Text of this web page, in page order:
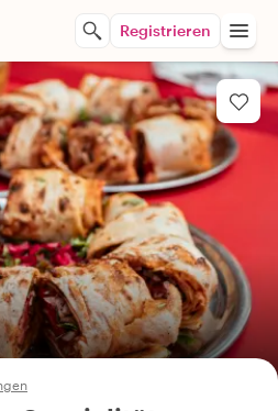
Registrieren